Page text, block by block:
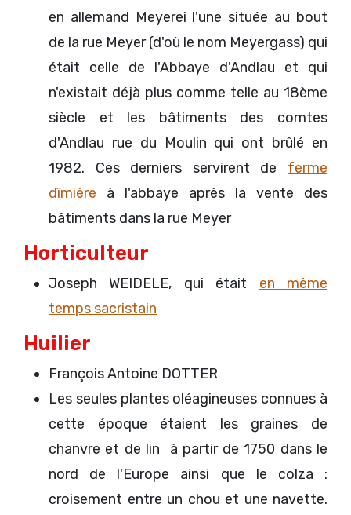
en allemand Meyerei l'une située au bout
de la rue Meyer (d'où le nom Meyergass) qui
était celle de l'Abbaye d'Andlau et qui
n'existait déjà plus comme telle au 18ème
siècle et les bâtiments des comtes
d'Andlau rue du Moulin qui ont brûlé en
1982. Ces derniers servirent de ferme
dîmière à l'abbaye après la vente des
bâtiments dans la rue Meyer
Horticulteur
Joseph WEIDELE, qui était en même
temps sacristain
Huilier
François Antoine DOTTER
Les seules plantes oléagineuses connues à
cette époque étaient les graines de
chanvre et de lin à partir de 1750 dans le
nord de l'Europe ainsi que le colza :
croisement entre un chou et une navette.